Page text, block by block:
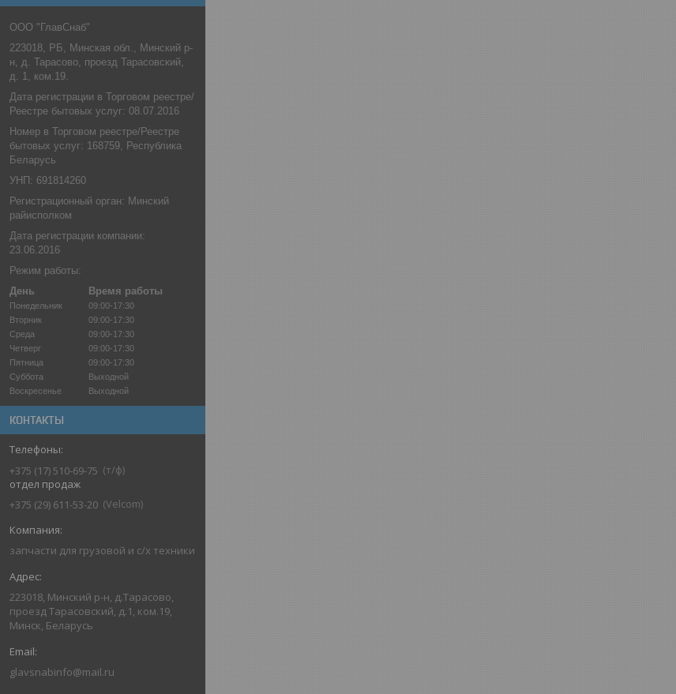
ООО "ГлавСнаб"
223018, РБ, Минская обл., Минский р-
н, д. Тарасово, проезд Тарасовский,
д. 1, ком.19.
Дата регистрации в Торговом реестре/
Реестре бытовых услуг: 08.07.2016
Номер в Торговом реестре/Реестре
бытовых услуг: 168759, Республика
Беларусь
УНП: 691814260
Регистрационный орган: Минский
райисполком
Дата регистрации компании:
23.06.2016
Режим работы:
День
Время работы
Понедельник
09:00-17:30
Вторник
09:00-17:30
Среда
09:00-17:30
Четверг
09:00-17:30
Пятница
09:00-17:30
Суббота
Выходной
Воскресенье
Выходной
КОНТАКТЫ
+375 (17) 510-69-75
т/ф
отдел продаж
+375 (29) 611-53-20 Velcom
запчасти для грузовой и с/х техники
223018, Минский р-н, д.Тарасово,
проезд Тарасовский, д.1, ком.19,
Минск, Беларусь
glavsnabinfo@mail.ru